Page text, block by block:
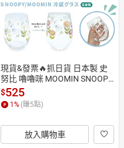
現貨&發票🔥抓日貨 日本製 史
努比 嚕嚕咪 MOOMIN SNOOPY
日本 冷感變化 玻璃杯 冷轉化 水
杯 果汁杯
$525
1 % (賺5點)
放入購物車